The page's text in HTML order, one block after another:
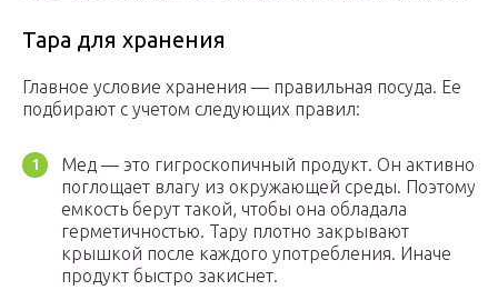
Тара для хранения
Главное условие хранения — правильная посуда. Ее
подбирают с учетом следующих правил:
Мед — это гигроскопичный продукт. Он активно
поглощает влагу из окружающей среды. Поэтому
емкость берут такой, чтобы она обладала
герметичностью. Тару плотно закрывают
крышкой после каждого употребления. Иначе
продукт быстро закиснет.